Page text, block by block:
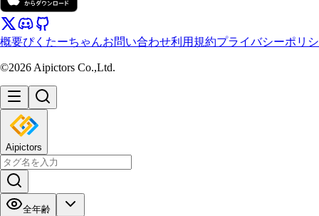
概要ぴくたーちゃんお問い合わせ利用規約プライバシーポリ
©2026 Aipictors Co.,Ltd.
Aipictors
全年齢